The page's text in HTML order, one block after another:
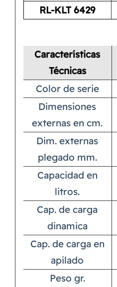
RL-KLT 6429
Características
Técnicas
Color de serie
Dimensiones
externas en cm.
Dim. externas
plegado mm.
Capacidad en
litros.
Cap. de carga
dinamica
Cap. de carga en
apilado
Peso gr.